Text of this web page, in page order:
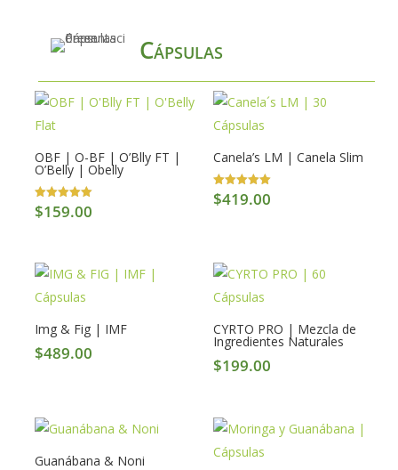
Cápsulas
OBF | O-BF | O’Blly FT |
O’Belly | Obelly
Valorado en
5.00
$159.00
Canela’s LM | Canela Slim
Valorado en
5.00
$419.00
Img & Fig | IMF
$489.00
CYRTO PRO | Mezcla de
Ingredientes Naturales
$199.00
Guanábana & Noni